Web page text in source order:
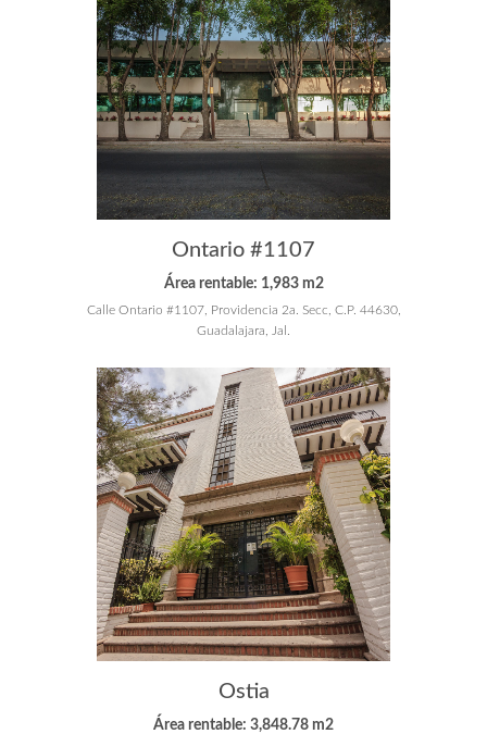
Ontario #1107
Área rentable: 1,983 m2
Calle Ontario #1107, Providencia 2a. Secc, C.P. 44630,
Guadalajara, Jal.
Ostia
Área rentable: 3,848.78 m2